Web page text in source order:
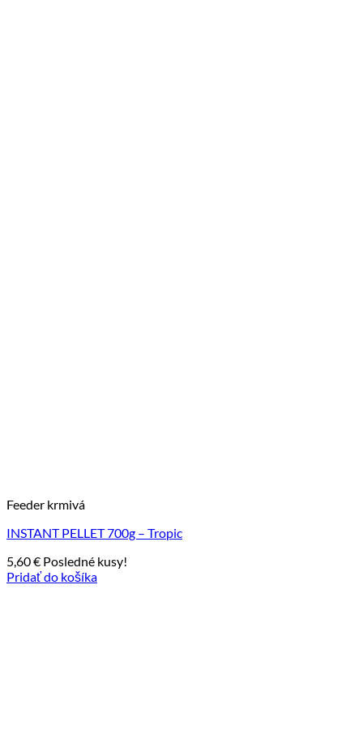
Feeder krmivá
INSTANT PELLET 700g – Tropic
5,60€ Posledné kusy!
Pridať do košíka